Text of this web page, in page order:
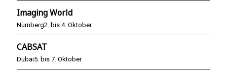
Imaging World
Nürnberg2. bis 4. Oktober
CABSAT
Dubai5. bis 7. Oktober